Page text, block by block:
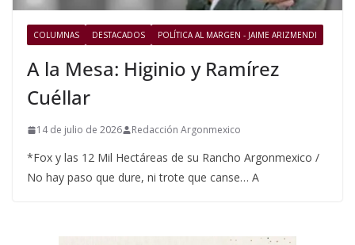
COLUMNAS DESTACADOS POLÍTICA AL MARGEN - JAIME ARIZMENDI
A la Mesa: Higinio y Ramírez
Cuéllar
14 de julio de 2026 Redacción Argonmexico
*Fox y las 12 Mil Hectáreas de su Rancho Argonmexico /
No hay paso que dure, ni trote que canse… A